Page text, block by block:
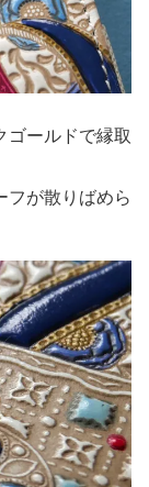
ゴールドで縁取
フが散りばめら